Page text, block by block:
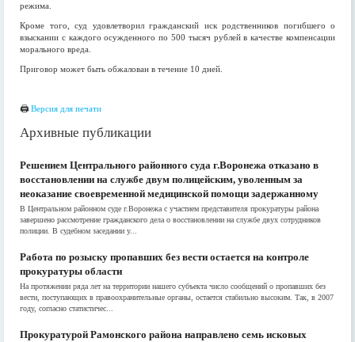
режима.
Кроме того, суд удовлетворил гражданский иск родственников погибшего о
взыскании с каждого осужденного по 500 тысяч рублей в качестве компенсации
морального вреда.
Приговор может быть обжалован в течение 10 дней.
🖨 Версия для печати
Архивные публикации
Решением Центрального районного суда г.Воронежа отказано в
восстановлении на службе двум полицейским, уволенным за
неоказание своевременной медицинской помощи задержанному
В Центральном районном суде г.Воронежа с участием представителя прокуратуры района
завершено рассмотрение гражданского дела о восстановлении на службе двух сотрудников
полиции. В судебном заседании у...
Работа по розыску пропавших без вести остается на контроле
прокуратуры области
На протяжении ряда лет на территории нашего субъекта число сообщений о пропавших без
вести, поступающих в правоохранительные органы, остается стабильно высоким. Так, в 2007
году, согласно статистичес...
Прокуратурой Рамонского района направлено семь исковых